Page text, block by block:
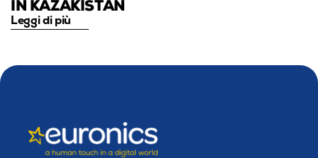
IN KAZAKISTAN
Leggi di più